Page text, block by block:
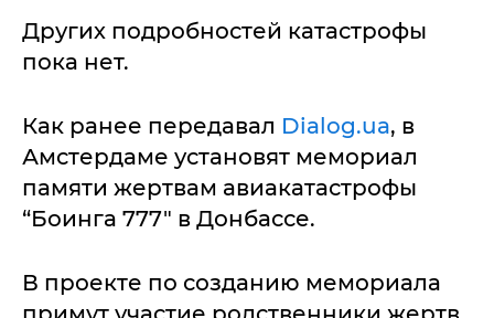
Других подробностей катастрофы
пока нет.
Как ранее передавал Dialog.ua, в
Амстердаме установят мемориал
памяти жертвам авиакатастрофы
“Боинга 777" в Донбассе.
В проекте по созданию мемориала